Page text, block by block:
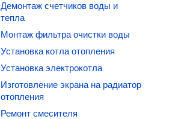
Демонтаж счетчиков воды и
тепла
Монтаж фильтра очистки воды
Установка котла отопления
Установка электрокотла
Изготовление экрана на радиатор
отопления
Ремонт смесителя